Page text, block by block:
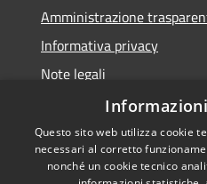
Amministrazione
Informativa privacy
Note legali
Dichiarazione di accessibilità
Questo sito web utilizza cookie
necessari al corretto
nonché un cookie tecnico